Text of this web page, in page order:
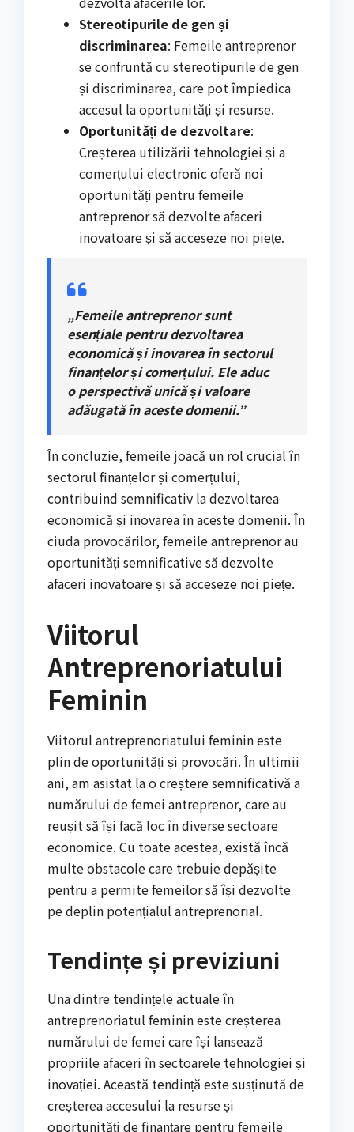
Stereotipurile de gen și
discriminarea: Femeile antreprenor
se confruntă cu stereotipurile de gen
și discriminarea, care pot împiedica
accesul la oportunități și resurse.
Oportunități de dezvoltare:
Creșterea utilizării tehnologiei și a
comerțului electronic oferă noi
oportunități pentru femeile
antreprenor să dezvolte afaceri
inovatoare și să acceseze noi piețe.
„Femeile antreprenor sunt
esențiale pentru dezvoltarea
economică și inovarea în sectorul
finanțelor și comerțului. Ele aduc
o perspectivă unică și valoare
adăugată în aceste domenii.”
În concluzie, femeile joacă un rol crucial în
sectorul finanțelor și comerțului,
contribuind semnificativ la dezvoltarea
economică și inovarea în aceste domenii. În
ciuda provocărilor, femeile antreprenor au
oportunități semnificative să dezvolte
afaceri inovatoare și să acceseze noi piețe.
Viitorul
Antreprenoriatului
Feminin
Viitorul antreprenoriatului feminin este
plin de oportunități și provocări. În ultimii
ani, am asistat la o creștere semnificativă a
numărului de femei antreprenor, care au
reușit să își facă loc în diverse sectoare
economice. Cu toate acestea, există încă
multe obstacole care trebuie depășite
pentru a permite femeilor să își dezvolte
pe deplin potențialul antreprenorial.
Tendințe și previziuni
Una dintre tendințele actuale în
antreprenoriatul feminin este creșterea
numărului de femei care își lansează
propriile afaceri în sectoarele tehnologiei și
inovației. Această tendință este susținută de
creșterea accesului la resurse și
oportunități de finanțare pentru femeile